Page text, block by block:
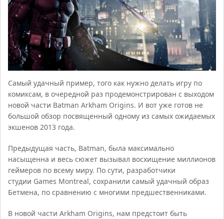
Самый удачный пример, того как нужно делать игру по
комиксам, в очередной раз продемонстрирован с выходом
новой части Batman Arkham Origins. И вот уже готов не
большой обзор посвященный одному из самых ожидаемых
экшенов 2013 года.
Предыдущая часть, Batman, была максимально
насыщенна и весь сюжет вызывал восхищение миллионов
геймеров по всему миру. По сути, разработчики
студии Games Montreal, сохранили самый удачный образ
Бетмена, по сравнению с многими предшественниками.
В новой части Arkham Origins, нам предстоит быть